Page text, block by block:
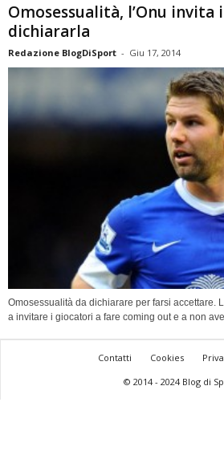
Omosessualità, l’Onu invita
dichiararla
Redazione BlogDiSport - Giu 17, 2014
Omosessualità da dichiarare per farsi accettare.
a invitare i giocatori a fare coming out e a non
Contatti Cookies
© 2014 - 2024 Blog di